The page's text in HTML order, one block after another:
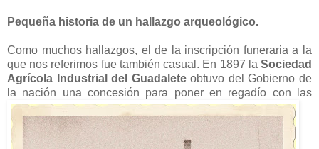
Pequeña historia de un hallazgo arqueológico.
Como muchos hallazgos, el de la inscripción funeraria a la
que nos referimos fue también casual. En 1897 la Sociedad
Agrícola Industrial del Guadaleteobtuvo del Gobierno de
la nación una concesión para poner en regadío con las